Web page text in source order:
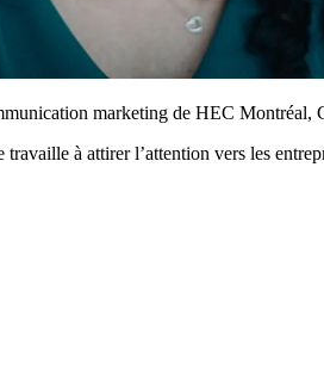
marketing de HEC
à attirer l’attention vers les